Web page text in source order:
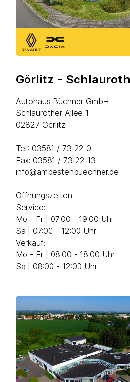
Görlitz - Schlauroth
Autohaus Büchner GmbH
Schlaurother Allee 1
02827 Görlitz
Tel.: 03581 / 73 22 0
Fax: 03581 / 73 22 13
info@ambestenbuechner.de
Öffnungszeiten:
Service:
Mo - Fr | 07:00 - 19:00 Uhr
Sa | 07:00 - 12:00 Uhr
Verkauf:
Mo - Fr | 08:00 - 18:00 Uhr
Sa | 08:00 - 12:00 Uhr